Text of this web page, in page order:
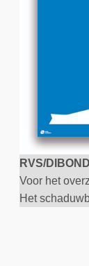
RVS/
Voor het
Het